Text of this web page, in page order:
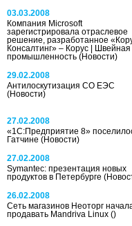
03.03.2008
Компания Microsoft
зарегистрировала отраслевое
решение, разработанное
Консалтинг» – Корус | Швейная
промышленность (Новости)
29.02.2008
Антилоскутизация СО ЕЭС
(Новости)
27.02.2008
«1С:Предприятие 8»
Гатчине (Новости)
27.02.2008
Symantec: презентация новых
продуктов в Петербурге
26.02.2008
Сеть магазинов Неоторг
продавать Mandriva Linux ()